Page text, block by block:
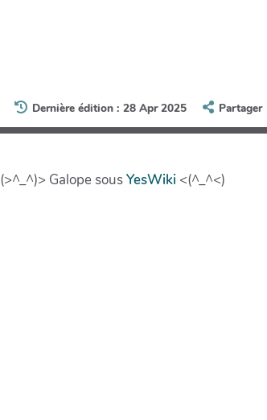
Dernière édition : 28 Apr 2025 Partager
(>^_^)> Galope sousYesWiki <(^_^<)